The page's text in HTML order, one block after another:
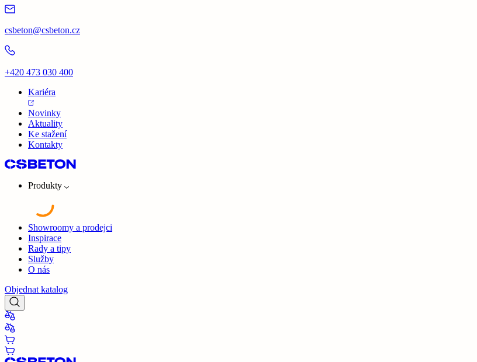
csbeton@csbeton.cz
+420 473 030 400
Kariéra
Novinky
Aktuality
Ke stažení
Kontakty
Produkty
Showroomy a prodejci
Inspirace
Rady a tipy
Služby
O nás
Objednat katalog